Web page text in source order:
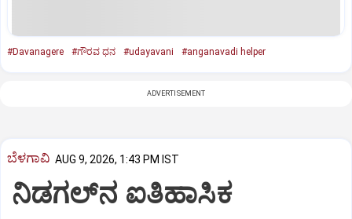
#Davanagere #ಗೌರವ ಧನ #udayavani #anganavadi helper
ADVERTISEMENT
ಬೆಳಗಾವಿ AUG 9, 2026, 1:43 PM IST
ನಿಡಗಲ್‌ನ ಐತಿಹಾಸಿಕ